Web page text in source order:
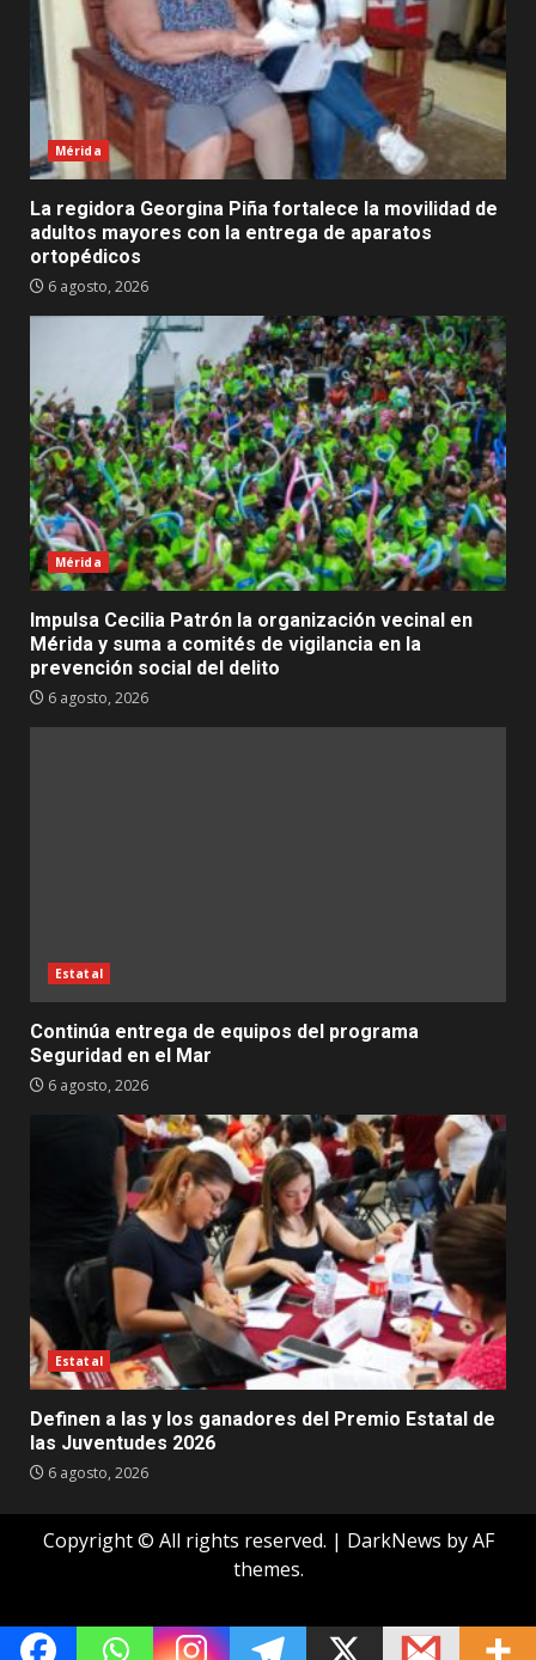
Mérida
La regidora Georgina Piña fortalece la movilidad de
adultos mayores con la entrega de aparatos
ortopédicos
6 agosto, 2026
Mérida
Impulsa Cecilia Patrón la organización vecinal en
Mérida y suma a comités de vigilancia en la
prevención social del delito
6 agosto, 2026
Estatal
Continúa entrega de equipos del programa
Seguridad en el Mar
6 agosto, 2026
Estatal
Definen a las y los ganadores del Premio Estatal de
las Juventudes 2026
6 agosto, 2026
Copyright © All rights reserved. | DarkNews by AF
themes.